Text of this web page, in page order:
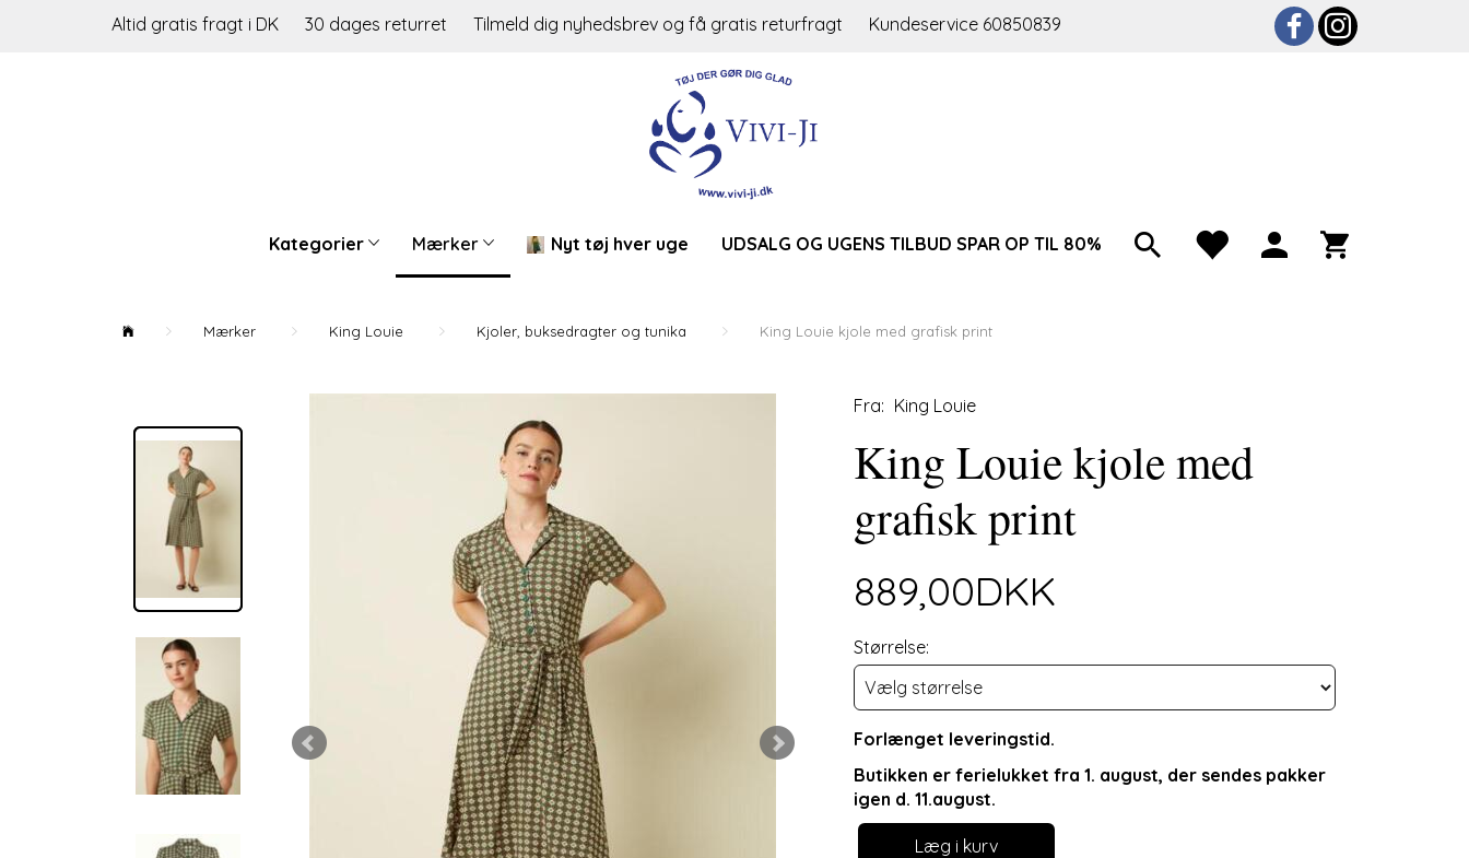
Altid gratis fragt i DK 30 dages returret Tilmeld dig nyhedsbrev og få gratis returfragt Kundeservice 60850839
Kategorier Mærker Nyt tøj hver uge UDSALG OG UGENS TILBUD SPAR OP TIL 80%
Mærker King Louie Kjoler, buksedragter og tunika King Louie kjole med grafisk print
Fra: King Louie
King Louie kjole med
grafisk print
889,00DKK
Størrelse:
Forlænget leveringstid.
Butikken er ferielukket fra 1. august, der sendes pakker
igen d. 11.august.
Læg i kurv